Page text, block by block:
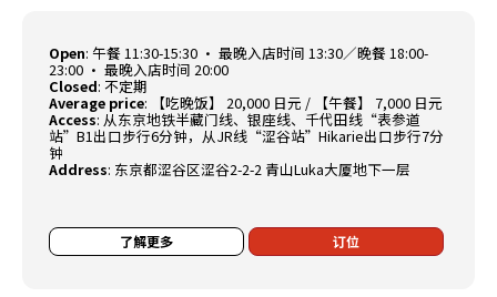
Open:午餐 11:30-15:30 · 最晚入店时间 13:30／晚餐 18:00-
23:00 · 最晚入店时间 20:00
Closed:不定期
Average price: 【吃晚饭】 20,000 日元 / 【午餐】 7,000 日元
Access: 从东京地铁半藏门线、银座线、千代田线“表参道
站”B1出口步行6分钟，从JR线“涩谷站”Hikarie出口步行7分
钟
Address: 东京都涩谷区涩谷2-2-2 青山Luka大厦地下一层
了解更多 订位